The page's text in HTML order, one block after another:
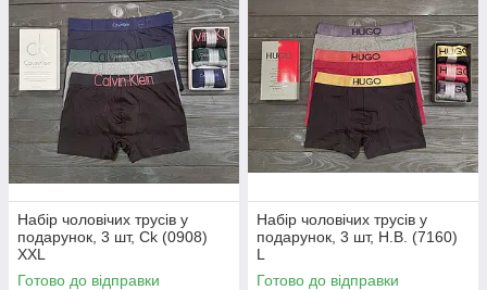
Набір чоловічих трусів у
подарунок, 3 шт, Ck (0908)
XXL
Готово до відправки
Набір чоловічих трусів у
подарунок, 3 шт, H.B. (7160)
L
Готово до відправки